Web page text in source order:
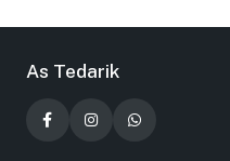
As Tedarik